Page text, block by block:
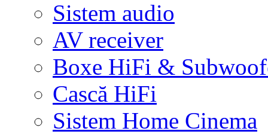
Sistem audio
AV receiver
Boxe HiFi &
Cască HiFi
Sistem Home Cinema